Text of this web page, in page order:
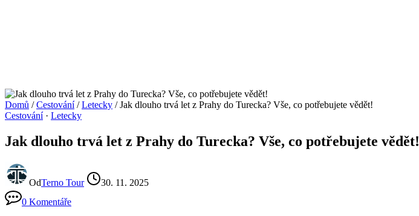
Domů / Cestování / Letecky / Jak dlouho trvá let z Prahy do Turecka? Vše, co potřebujete vědět!
Cestování· Letecky
Jak dlouho trvá let z Prahy do Turecka? Vše, co potřebujete vědět!
OdTerno Tour
30. 11. 2025
0 Komentáře